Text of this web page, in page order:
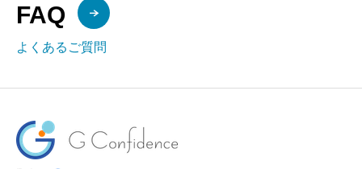
FAQ
よくあるご質問